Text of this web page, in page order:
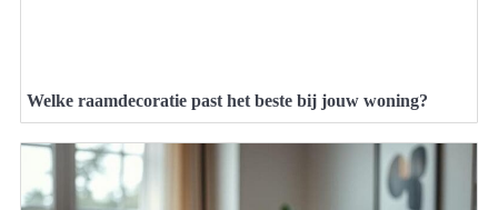
Welke raamdecoratie past het beste bij jouw woning?